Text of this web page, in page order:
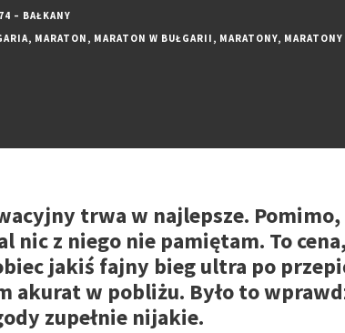
– BAŁKANY
, MARATON , MARATON W BUŁGARII , MARATONY,
trwa w najlepsze.
nic z niego nie pamiętam. To
jakiś fajny bieg ultra po
akurat w pobliżu. Było to
zupełnie nijakie.